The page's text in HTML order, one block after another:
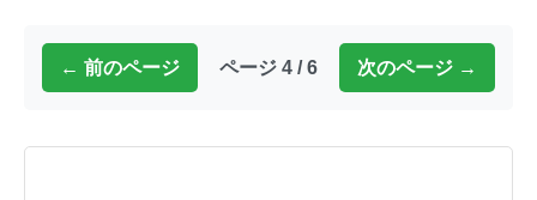
← 前のページ ページ 4 / 6 次のページ →